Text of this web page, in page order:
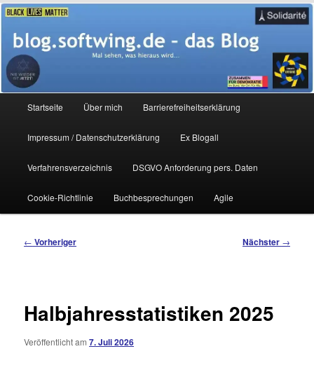
Zum
primären
Inhalt
springen
blog.softwing.de – das Blog
Mal sehen, was hieraus wird…
Startseite Über mich Barrierefreiheitserklärung
Impressum / Datenschutzerklärung Ex Blogall
Verfahrensverzeichnis DSGVO Anforderung pers. Daten
Cookie-Richtlinie Buchbesprechungen Agile
Beitragsnavigation
← Vorheriger Nächster →
Halbjahresstatistiken 2025
Veröffentlicht am7. Juli 2026